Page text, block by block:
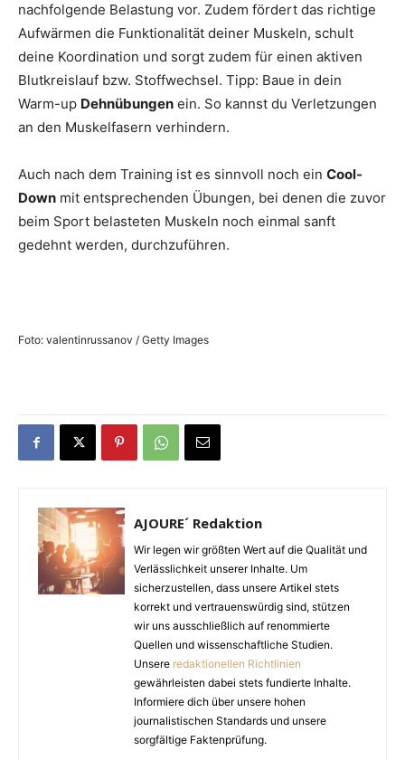
nachfolgende Belastung vor. Zudem fördert das richtige
Aufwärmen die Funktionalität deiner Muskeln, schult
deine Koordination und sorgt zudem für einen aktiven
Blutkreislauf bzw. Stoffwechsel. Tipp: Baue in dein
Warm-up Dehnübungen ein. So kannst du Verletzungen
an den Muskelfasern verhindern.
Auch nach dem Training ist es sinnvoll noch ein Cool-
Down mit entsprechenden Übungen, bei denen die zuvor
beim Sport belasteten Muskeln noch einmal sanft
gedehnt werden, durchzuführen.
Foto: valentinrussanov / Getty Images
AJOURE´ Redaktion
Wir legen wir größten Wert auf die Qualität und
Verlässlichkeit unserer Inhalte. Um
sicherzustellen, dass unsere Artikel stets
korrekt und vertrauenswürdig sind, stützen
wir uns ausschließlich auf renommierte
Quellen und wissenschaftliche Studien.
Unsere redaktionellen Richtlinien
gewährleisten dabei stets fundierte Inhalte.
Informiere dich über unsere hohen
journalistischen Standards und unsere
sorgfältige Faktenprüfung.